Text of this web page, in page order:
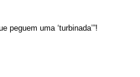
uma ‘turbinada’”!